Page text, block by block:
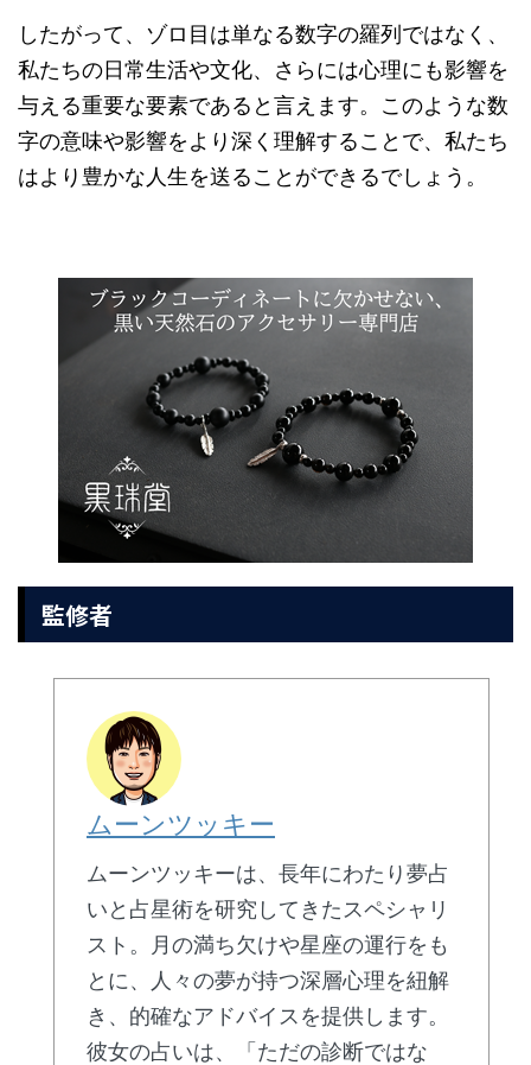
したがって、ゾロ目は単なる数字の羅列ではなく、
私たちの日常生活や文化、さらには心理にも影響を
与える重要な要素であると言えます。このような数
字の意味や影響をより深く理解することで、私たち
はより豊かな人生を送ることができるでしょう。
監修者
ムーンツッキー
ムーンツッキーは、長年にわたり夢占
いと占星術を研究してきたスペシャリ
スト。月の満ち欠けや星座の運行をも
とに、人々の夢が持つ深層心理を紐解
き、的確なアドバイスを提供します。
彼女の占いは、「ただの診断ではな